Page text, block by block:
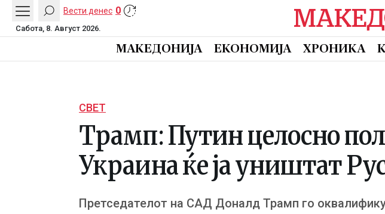
Вести денес 0
Сабота, 8. Август 2026.
МАКЕДОНИЈА ЕКОНОМИЈА ХРОНИКА
СВЕТ
Трамп: Путин целосно
Украина ќе ја уништат
Претседателот на САД Доналд Трамп го